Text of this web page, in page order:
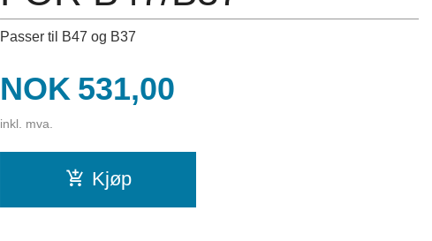
Passer til B47 og B37
Pris
NOK 531,00
inkl. mva.
Kjøp